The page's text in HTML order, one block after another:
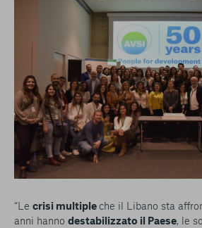
“Le crisi multipleche il Libano sta
anni hanno destabilizzato il Paese, le